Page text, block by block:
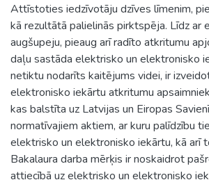
Attīstoties iedzīvotāju dzīves līmenim,
kā rezultātā palielinās pirktspēja. Līdz ar
augšupeju, pieaug arī radīto atkritumu
daļu sastāda elektrisko un elektronisko
netiktu nodarīts kaitējums videi, ir
elektronisko iekārtu atkritumu
kas balstīta uz Latvijas un Eiropas
normatīvajiem aktiem, ar kuru palīdzību
elektrisko un elektronisko iekārtu, kā arī
Bakalaura darba mērķis ir noskaidrot
attiecībā uz elektrisko un elektronisko